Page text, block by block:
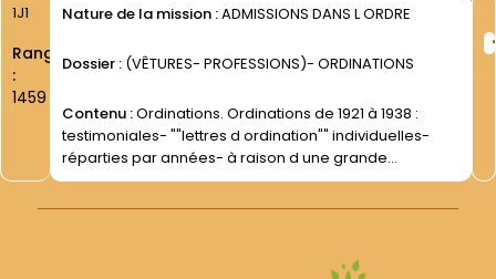
1J1
Rang
:
1459
Nature de la mission :ADMISSIONS DANS L ORDRE
Dossier : (VÊTURES- PROFESSIONS)- ORDINATIONS
Contenu :Ordinations. Ordinations de 1921 à 1938 :
testimoniales- ""lettres d ordination"" individuelles-
réparties par années- à raison d une grande
enveloppe par année.